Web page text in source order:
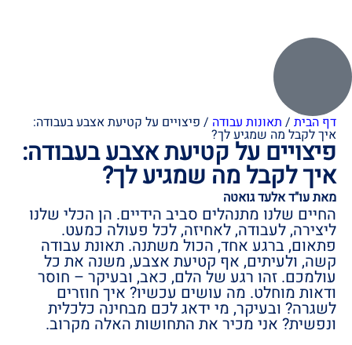
דף הבית / תאונות עבודה / פיצויים על קטיעת אצבע בעבודה:
איך לקבל מה שמגיע לך?
פיצויים על קטיעת אצבע בעבודה:
איך לקבל מה שמגיע לך?
מאת עו"ד אלעד גואטה
החיים שלנו מתנהלים סביב הידיים. הן הכלי שלנו
ליצירה, לעבודה, לאחיזה, לכל פעולה כמעט.
פתאום, ברגע אחד, הכול משתנה. תאונת עבודה
קשה, ולעיתים, אף קטיעת אצבע, משנה את כל
עולמכם. זהו רגע של הלם, כאב, ובעיקר – חוסר
ודאות מוחלט. מה עושים עכשיו? איך חוזרים
לשגרה? ובעיקר, מי ידאג לכם מבחינה כלכלית
ונפשית? אני מכיר את התחושות האלה מקרוב.